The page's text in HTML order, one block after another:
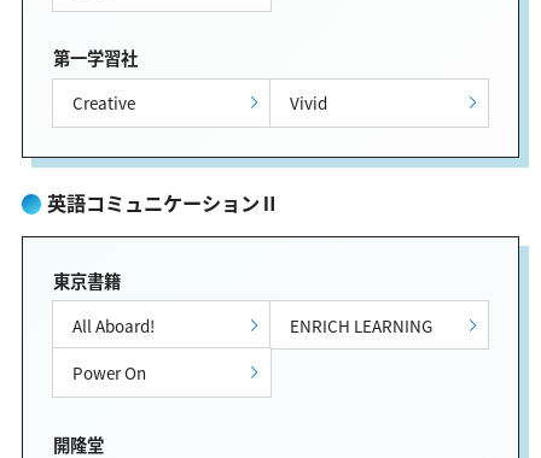
第一学習社
Creative Vivid
英語コミュニケーションⅡ
東京書籍
All Aboard!
ENRICH LEARNING
Power On
開隆堂